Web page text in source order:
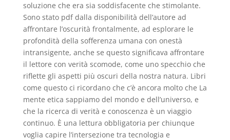
soluzione che era sia soddisfacente che stimolante.
Sono stato pdf dalla disponibilità dell’autore ad
affrontare l’oscurità frontalmente, ad esplorare le
profondità della sofferenza umana con onestà
intransigente, anche se questo significava affrontare
il lettore con verità scomode, come uno specchio che
riflette gli aspetti più oscuri della nostra natura. Libri
come questo ci ricordano che c’è ancora molto che La
mente etica sappiamo del mondo e dell’universo, e
che la ricerca di verità e conoscenza è un viaggio
continuo. È una lettura obbligatoria per chiunque
voglia capire l’intersezione tra tecnologia e